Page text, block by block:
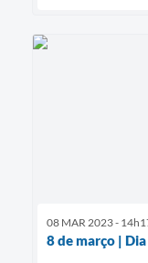
08 MAR 2023 -
8 de março |